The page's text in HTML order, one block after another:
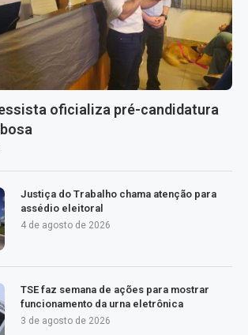
oficializa pré-candidatura
Justiça do Trabalho chama atenção para
assédio eleitoral
4 de agosto de 2026
TSE faz semana de ações para mostrar
funcionamento da urna eletrônica
3 de agosto de 2026